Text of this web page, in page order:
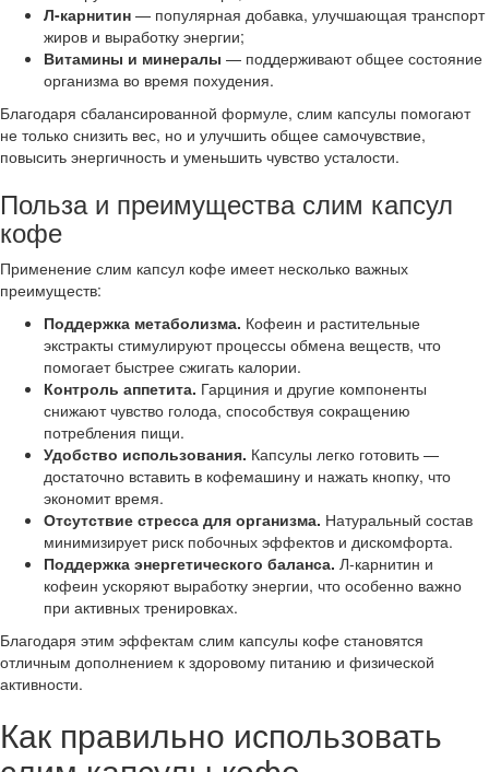
Л-карнитин — популярная добавка, улучшающая транспорт
жиров и выработку энергии;
Витамины и минералы — поддерживают общее состояние
организма во время похудения.
Благодаря сбалансированной формуле, слим капсулы помогают
не только снизить вес, но и улучшить общее самочувствие,
повысить энергичность и уменьшить чувство усталости.
Польза и преимущества слим капсул
кофе
Применение слим капсул кофе имеет несколько важных
преимуществ:
Поддержка метаболизма. Кофеин и растительные
экстракты стимулируют процессы обмена веществ, что
помогает быстрее сжигать калории.
Контроль аппетита. Гарциния и другие компоненты
снижают чувство голода, способствуя сокращению
потребления пищи.
Удобство использования. Капсулы легко готовить —
достаточно вставить в кофемашину и нажать кнопку, что
экономит время.
Отсутствие стресса для организма. Натуральный состав
минимизирует риск побочных эффектов и дискомфорта.
Поддержка энергетического баланса. Л-карнитин и
кофеин ускоряют выработку энергии, что особенно важно
при активных тренировках.
Благодаря этим эффектам слим капсулы кофе становятся
отличным дополнением к здоровому питанию и физической
активности.
Как правильно использовать